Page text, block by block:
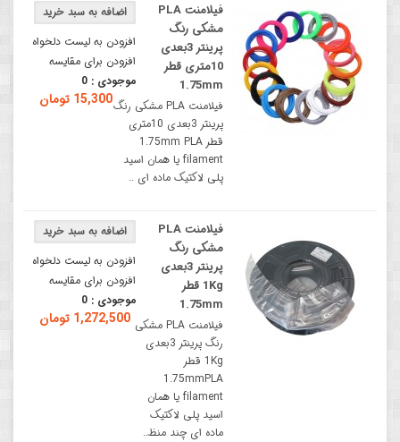
افزودن به لیست دلخواه
افزودن برای مقایسه
موجودی : 0
15,300 تومان
فیلامنت PLA
مشکی رنگ
پرینتر 3بعدی
10متری قطر
1.75mm
فیلامنت PLA مشکی رنگ
پرینتر 3بعدی 10متری
قطر 1.75mm PLA
filament یا همان اسید
پلی لاکتیک ماده ای ..
افزودن به لیست دلخواه
افزودن برای مقایسه
موجودی : 0
1,272,500 تومان
فیلامنت PLA
مشکی رنگ
پرینتر 3بعدی
1Kg قطر
1.75mm
فیلامنت PLA مشکی
رنگ پرینتر 3بعدی
1Kg قطر
1.75mmPLA
filament یا همان
اسید پلی لاکتیک
ماده ای چند منظ..